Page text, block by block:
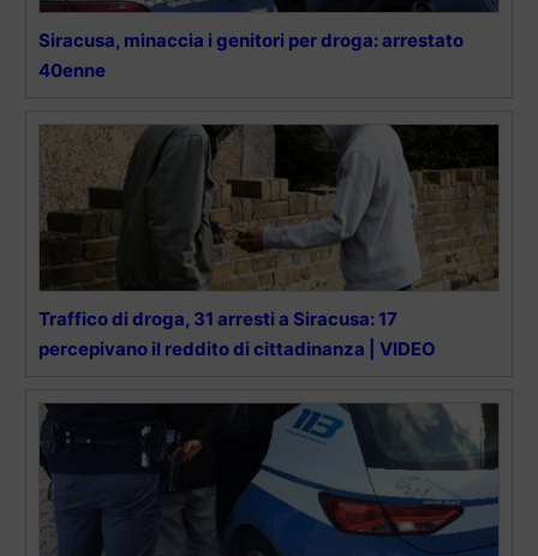
Siracusa, minaccia i genitori per droga: arrestato
40enne
Traffico di droga, 31 arresti a Siracusa: 17
percepivano il reddito di cittadinanza | VIDEO